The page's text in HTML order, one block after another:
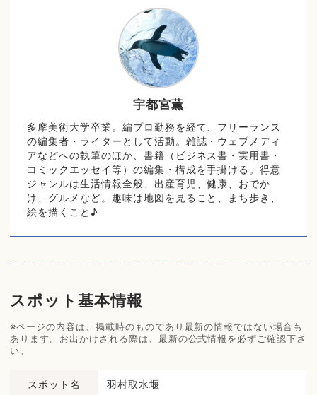
宇都宮薫
多摩美術大学卒業。編プロ勤務を経て、フリーランス
の編集者・ライターとして活動。雑誌・ウェブメディ
アなどへの執筆のほか、書籍（ビジネス書・実用書・
コミックエッセイ等）の編集・構成を手掛ける。得意
ジャンルは生活情報全般、出産育児、健康、おでか
け、グルメなど。趣味は地図を見ること、まち歩き、
絵を描くこと♪
スポット基本情報
※ページの内容は、掲載時のものであり最新の情報ではない場合も
あります。お出かけされる際は、最新の公式情報を必ずご確認下さ
い。
スポット名 羽村取水堰